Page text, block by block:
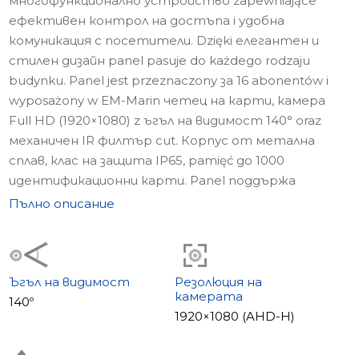
ефективен контрол на достъпа i удобна
комуникация с посетители. Dzięki елегантен и
стилен дизайн panel pasuje do każdego rodzaju
budynku. Panel jest przeznaczony за 16 abonentów i
wyposażony w EM-Marin четец на карти, камера
Full HD (1920×1080) z ъгъл на видимост 140° oraz
механичен IR филтър cut. Корпус от метална
сплав, клас на защита IP65, pamięć до 1000
идентификационни карти. Panel поддържа
механични и магнитни ключалки с ток до 2 A.
• Широкоъгълен обектив 140°
• Mechaniczny IR cut филтър
• Подсветка на табелката
• EM-Marin четец на карти
• Вградена памет за 1000 карти
Пълно описание
Ъгъл на видимост
140º
Резолюция на
камерата
1920×1080 (AHD-H)